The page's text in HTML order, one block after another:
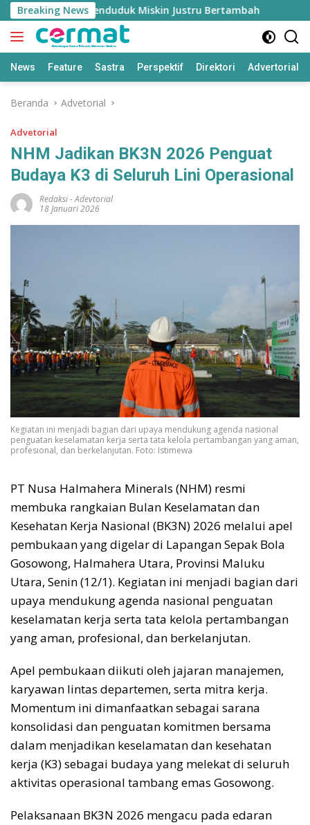
Langsung
ke
konten
Breaking News
Tinggi, Penduduk Miskin Justru Bertambah
News Feature Sastra Perspektif Direktori Advertorial
Beranda Advetorial
Advetorial
NHM Jadikan BK3N 2026 Penguat
Budaya K3 di Seluruh Lini Operasional
Redaksi-Adevtorial
18 Januari 2026
Kegiatan ini menjadi bagian dari upaya mendukung agenda nasional
penguatan keselamatan kerja serta tata kelola pertambangan yang aman,
profesional, dan berkelanjutan. Foto: Istimewa
PT Nusa Halmahera Minerals (NHM) resmi
membuka rangkaian Bulan Keselamatan dan
Kesehatan Kerja Nasional (BK3N) 2026 melalui apel
pembukaan yang digelar di Lapangan Sepak Bola
Gosowong, Halmahera Utara, Provinsi Maluku
Utara, Senin (12/1). Kegiatan ini menjadi bagian dari
upaya mendukung agenda nasional penguatan
keselamatan kerja serta tata kelola pertambangan
yang aman, profesional, dan berkelanjutan.
Apel pembukaan diikuti oleh jajaran manajemen,
karyawan lintas departemen, serta mitra kerja.
Momentum ini dimanfaatkan sebagai sarana
konsolidasi dan penguatan komitmen bersama
dalam menjadikan keselamatan dan kesehatan
kerja (K3) sebagai budaya yang melekat di seluruh
aktivitas operasional tambang emas Gosowong.
Pelaksanaan BK3N 2026 mengacu pada edaran